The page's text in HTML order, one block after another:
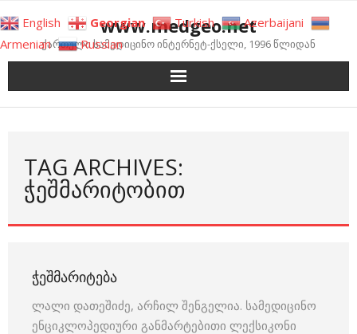
to
content
www.medgeo.net
ქართული სამედიცინო ინტერნეტ-ქსელი, 1996 წლიდან
TAG ARCHIVES:
ᲭᲔᲨᲛᲐᲠᲘᲢᲝᲑᲘᲗ
ᲭᲔᲨᲛᲐᲠᲘᲢᲔᲑᲐ
ლალი დათეშიძე, არჩილ შენგელია. სამედიცინო
ენციკლოპედიური განმარტებითი ლექსიკონი
English Georgian Turkish
Azerbaijani
Armenian
Russian